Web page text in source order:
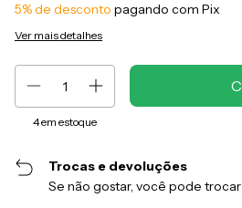
5% de desconto pagando com Pix
Ver mais detalhes
4em estoque
Trocas e devoluções
Se não gostar, você pode